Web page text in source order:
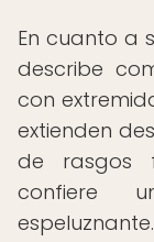
En cuanto a
describe
con
extienden
de rasgos
confiere